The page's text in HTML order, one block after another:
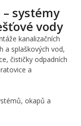
systémy
vody
kanalizačních
a splaškových vod,
čističky odpadních
a
okapů a